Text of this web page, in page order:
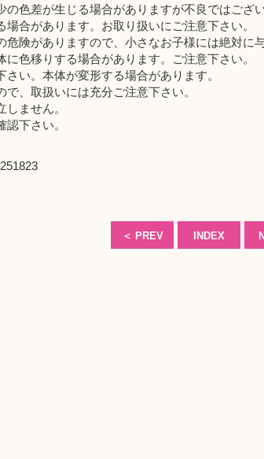
色差が生じる場合がありますが不良ではござ
合があります。お取り扱いにご注意下さい。
険がありますので、小さなお子様には絶対に
色移りする場合があります。ご注意下さい。
い。本体が変形する場合があります。
、取扱いには充分ご注意下さい。
ません。
下さい。
＜ PREV INDEX